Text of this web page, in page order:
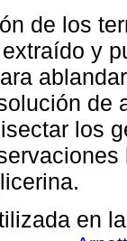
de los
y
de
los
en